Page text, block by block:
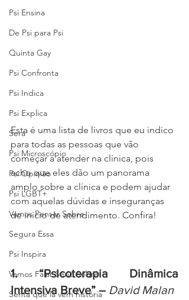
Psi Ensina
De Psi para Psi
Quinta Gay
Psi Confronta
Psi Indica
Psi Explica
Será
Psi Microscópio
Psi Opinião
Psi LGBT+
Vamos Pensar Sobre
Segura Essa
Psi Inspira
Vamos Falar Sério Sobre
Senta que lá vem história
Esta é uma lista de livros que eu indico
para todas as pessoas que vão
começar a atender na clínica, pois
acho que eles dão um panorama
amplo sobre a clínica e podem ajudar
com aquelas dúvidas e inseguranças
de início de atendimento. Confira!
1. “Psicoterapia Dinâmica
Intensiva Breve” – David Malan